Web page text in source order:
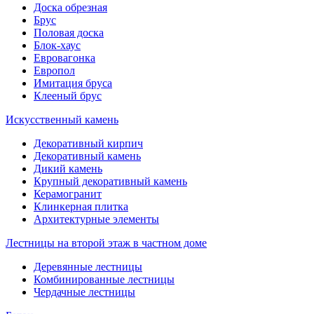
Доска обрезная
Брус
Половая доска
Блок-хаус
Евровагонка
Европол
Имитация бруса
Клееный брус
Искусственный камень
Декоративный кирпич
Декоративный камень
Дикий камень
Крупный декоративный камень
Керамогранит
Клинкерная плитка
Архитектурные элементы
Лестницы на второй этаж в частном доме
Деревянные лестницы
Комбинированные лестницы
Чердачные лестницы